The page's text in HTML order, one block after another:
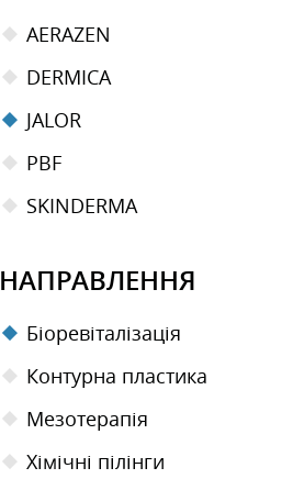
AERAZEN
DERMICA
JALOR
PBF
SKINDERMA
НАПРАВЛЕННЯ
Біоревіталізація
Контурна пластика
Мезотерапiя
Хімічні пілінги